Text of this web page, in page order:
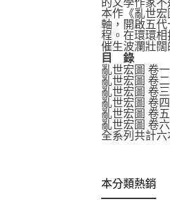
的文學作家不
本作《亂世
軸，開啟五
程。在環環
催生波瀾壯闊
目
錄
亂世宏圖 卷
亂世宏圖 卷
亂世宏圖 卷
亂世宏圖 卷
亂世宏圖 卷
亂世宏圖 卷
全系列共計六
本分類熱銷